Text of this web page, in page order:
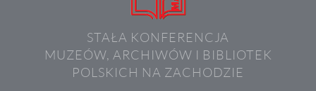
STAŁA KONFERENCJA
MUZEÓW, ARCHIWÓW I BIBLIOTEK
POLSKICH NA ZACHODZIE